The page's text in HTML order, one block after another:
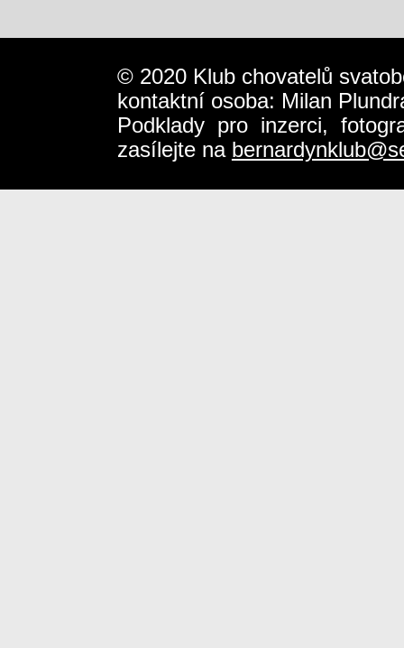
© 2020 Klub chovatelů
kontaktní osoba: Milan
Podklady pro inzerci,
zasílejte na